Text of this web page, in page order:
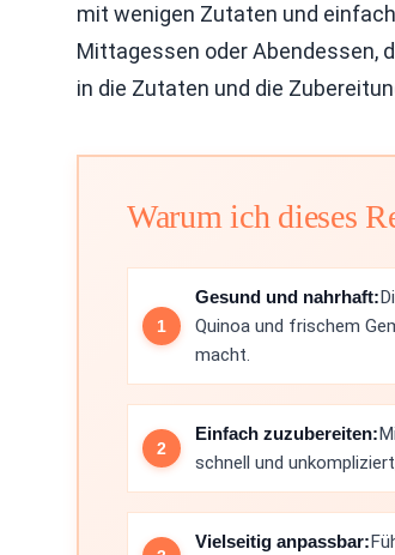
mit wenigen Zutaten und
Mittagessen oder Abendessen,
in die Zutaten und die
Warum ich dieses
Gesund und nahrhaft:
Quinoa und frischem
macht.
Einfach zuzubereiten:
schnell und
Vielseitig anpassbar: